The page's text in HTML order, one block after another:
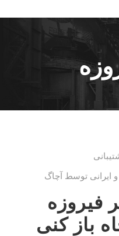
ایرانی توسط آچاگ
فیروزه
چاه باز کنی